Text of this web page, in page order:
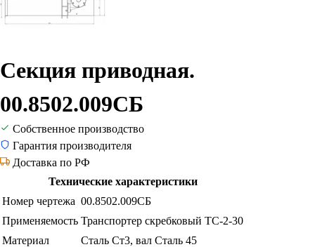
Секция приводная.
00.8502.009СБ
Собственное производство
Гарантия производителя
Доставка по РФ
Технические характеристики
Номер чертежа 00.8502.009СБ
Применяемость Транспортер скребковый ТС-2-30
Материал
Сталь Ст3, вал Сталь 45